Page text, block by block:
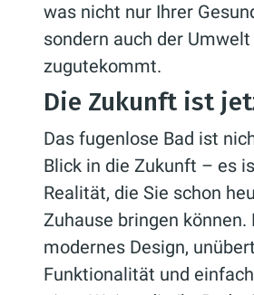
was nicht nur Ihrer
sondern auch der Umwelt
zugutekommt.
Die Zukunft ist
Das fugenlose Bad ist
Blick in die Zukunft – es
Realität, die Sie schon
Zuhause bringen können.
modernes Design,
Funktionalität und